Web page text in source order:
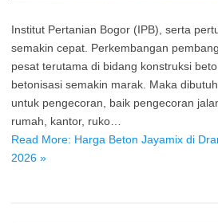
Institut Pertanian Bogor (IPB), serta
semakin cepat. Perkembangan
pesat terutama di bidang konstruksi
betonisasi semakin marak. Maka
untuk pengecoran, baik pengecoran
rumah, kantor, ruko…
Read More: Harga Beton Jayamix di
2026 »